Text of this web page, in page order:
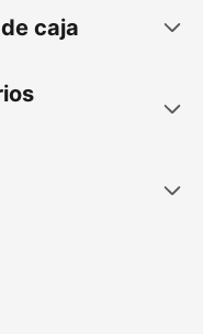
caja